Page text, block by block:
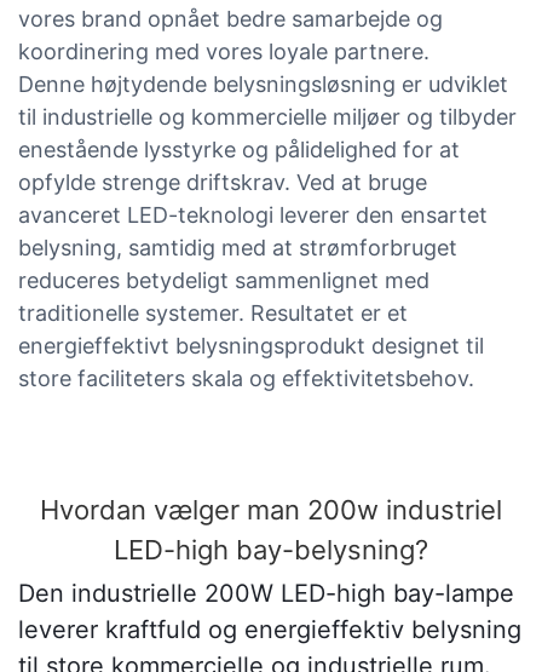
vores brand opnået bedre samarbejde og
koordinering med vores loyale partnere.
Denne højtydende belysningsløsning er udviklet
til industrielle og kommercielle miljøer og tilbyder
enestående lysstyrke og pålidelighed for at
opfylde strenge driftskrav. Ved at bruge
avanceret LED-teknologi leverer den ensartet
belysning, samtidig med at strømforbruget
reduceres betydeligt sammenlignet med
traditionelle systemer. Resultatet er et
energieffektivt belysningsprodukt designet til
store faciliteters skala og effektivitetsbehov.
Hvordan vælger man 200w industriel
LED-high bay-belysning?
Den industrielle 200W LED-high bay-lampe
leverer kraftfuld og energieffektiv belysning